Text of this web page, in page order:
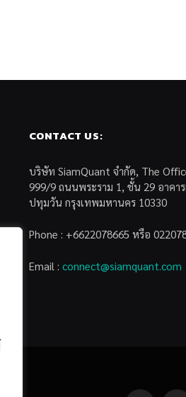
CONTACT US:
บริษัท SiamQuant จำกัด, The
999/9 ถนนพระราม 1, ชั้น 29 อาคา
ปทุมวัน กรุงเทพมหานคร 10330
Phone : +6622078665 หรือ
Email : connect@siamquant.com